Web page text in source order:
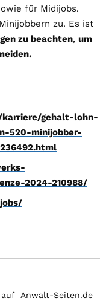
für Midijobs.
zu. Es ist
zu beachten, um
gehalt-lohn-
520-minijobber-
2024-210988/
Anwalt-Seiten.de